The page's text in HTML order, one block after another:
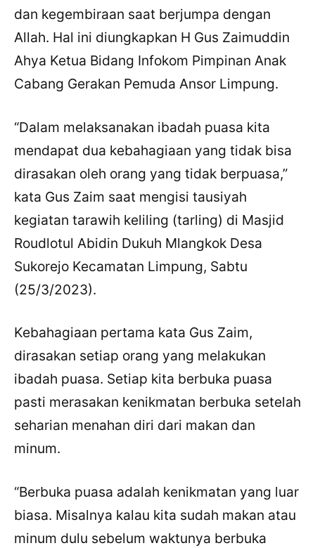
dan kegembiraan saat berjumpa dengan
Allah. Hal ini diungkapkan H Gus Zaimuddin
Ahya Ketua Bidang Infokom Pimpinan Anak
Cabang Gerakan Pemuda Ansor Limpung.
“Dalam melaksanakan ibadah puasa kita
mendapat dua kebahagiaan yang tidak bisa
dirasakan oleh orang yang tidak berpuasa,”
kata Gus Zaim saat mengisi tausiyah
kegiatan tarawih keliling (tarling) di Masjid
Roudlotul Abidin Dukuh Mlangkok Desa
Sukorejo Kecamatan Limpung, Sabtu
(25/3/2023).
Kebahagiaan pertama kata Gus Zaim,
dirasakan setiap orang yang melakukan
ibadah puasa. Setiap kita berbuka puasa
pasti merasakan kenikmatan berbuka setelah
seharian menahan diri dari makan dan
minum.
“Berbuka puasa adalah kenikmatan yang luar
biasa. Misalnya kalau kita sudah makan atau
minum dulu sebelum waktunya berbuka